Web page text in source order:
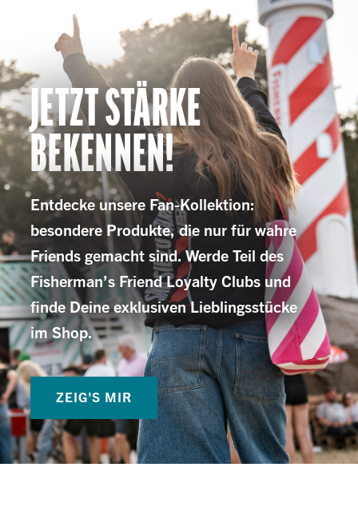
JETZT STÄRKE
BEKENNEN!
Entdecke unsere Fan-Kollektion:
besondere Produkte, die nur für wahre
Friends gemacht sind. Werde Teil des
Fisherman’s Friend Loyalty Clubs und
finde Deine exklusiven Lieblingsstücke
im Shop.
ZEIG'S MIR